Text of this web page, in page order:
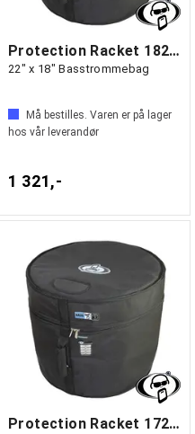
Protection Racket 1822-00
22" x 18" Basstrommebag
Må bestilles. Varen er på lager
hos vår leverandør
1 321,-
Protection Racket 1720-00